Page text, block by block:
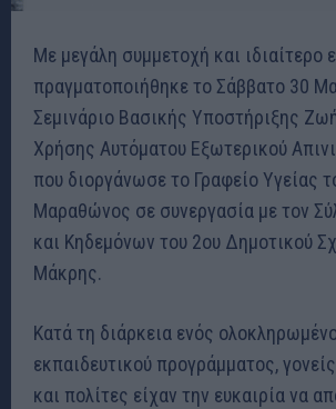
Με μεγάλη συμμετοχή και ιδιαίτερο
πραγματοποιήθηκε το Σάββατο 30
Σεμινάριο Βασικής Υποστήριξης
Χρήσης Αυτόματου Εξωτερικού
που διοργάνωσε το Γραφείο Υγείας
Μαραθώνος σε συνεργασία με τον
και Κηδεμόνων του 2ου Δημοτικού
Μάκρης.
Κατά τη διάρκεια ενός
εκπαιδευτικού προγράμματος,
και πολίτες είχαν την ευκαιρία να